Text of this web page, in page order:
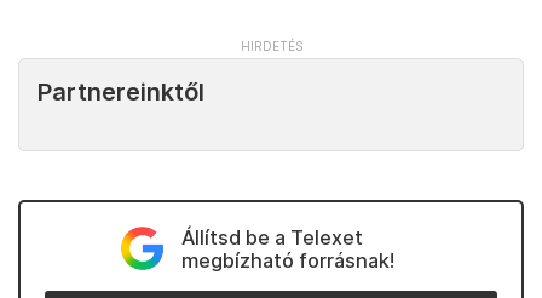
Partnereinktől
Állítsd be a Telexet
megbízható forrásnak!